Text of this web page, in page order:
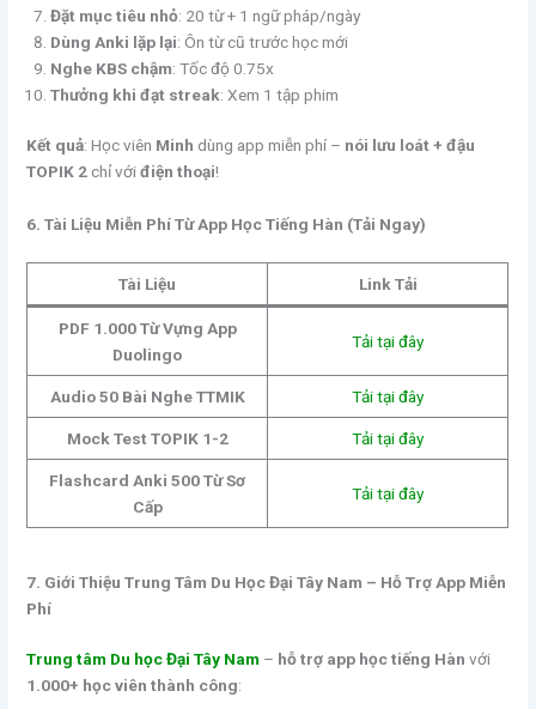
Đặt mục tiêu nhỏ: 20 từ + 1 ngữ pháp/ngày
Dùng Anki lặp lại: Ôn từ cũ trước học mới
Nghe KBS chậm: Tốc độ 0.75x
Thưởng khi đạt streak: Xem 1 tập phim
Kết quả: Học viên Minh dùng app miễn phí – nói lưu loát + đậu
TOPIK 2 chỉ vớiđiện thoại!
6. Tài Liệu Miễn Phí Từ App Học Tiếng Hàn (Tải Ngay)
Tài Liệu Link Tải
PDF 1.000 Từ Vựng App
Duolingo
Tải tại đây
Audio 50 Bài Nghe TTMIK Tải tại đây
Mock Test TOPIK 1-2 Tải tại đây
Flashcard Anki 500 Từ Sơ
Cấp
Tải tại đây
7. Giới Thiệu Trung Tâm Du Học Đại Tây Nam – Hỗ Trợ App Miễn
Phí
Trung tâm Du học Đại Tây Nam – hỗ trợ app học tiếng Hàn với
1.000+ học viên thành công: